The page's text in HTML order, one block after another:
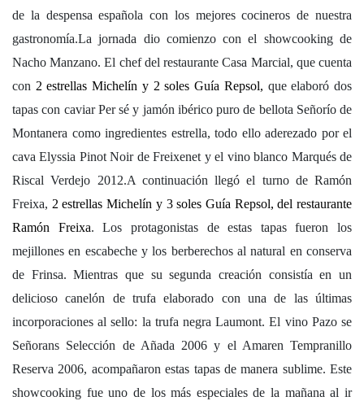
de la despensa española con los mejores cocineros de nuestra
gastronomía.La jornada dio comienzo con el showcooking de
Nacho Manzano. El chef del restaurante Casa Marcial, que cuenta
con 2 estrellas Michelín y 2 soles Guía Repsol, que elaboró dos
tapas con caviar Per sé y jamón ibérico puro de bellota Señorío de
Montanera como ingredientes estrella, todo ello aderezado por el
cava Elyssia Pinot Noir de Freixenet y el vino blanco Marqués de
Riscal Verdejo 2012.A continuación llegó el turno de Ramón
Freixa, 2 estrellas Michelín y 3 soles Guía Repsol, del restaurante
Ramón Freixa. Los protagonistas de estas tapas fueron los
mejillones en escabeche y los berberechos al natural en conserva
de Frinsa. Mientras que su segunda creación consistía en un
delicioso canelón de trufa elaborado con una de las últimas
incorporaciones al sello: la trufa negra Laumont. El vino Pazo se
Señorans Selección de Añada 2006 y el Amaren Tempranillo
Reserva 2006, acompañaron estas tapas de manera sublime. Este
showcooking fue uno de los más especiales de la mañana al ir